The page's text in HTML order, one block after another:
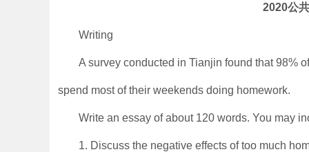
2020公
Writing
A survey conducted in Tianjin found that 98%
spend most of their weekends doing homework.
Write an essay of about 120 words. You may
1. Discuss the negative effects of too much